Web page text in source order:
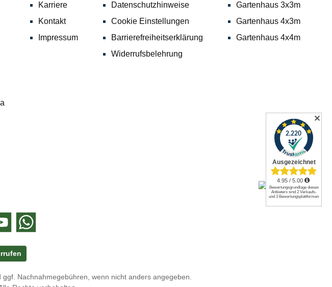
Karriere
Kontakt
Impressum
Datenschutzhinweise
Cookie Einstellungen
Barrierefreiheitserklärung
Widerrufsbelehrung
Gartenhaus 3x3m
Gartenhaus 4x3m
Gartenhaus 4x4m
WhatsApp
ggf. Nachnahmegebühren, wenn nicht anders angegeben.
✕